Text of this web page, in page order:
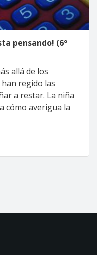
pensando! (6º
allá de los
han regido las
a restar. La niña
cómo averigua la